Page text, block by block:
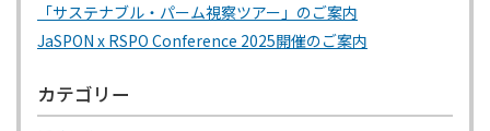
「サステナブル・パーム視察ツアー」のご案内
JaSPON x RSPO Conference 2025開催のご案内
カテゴリー